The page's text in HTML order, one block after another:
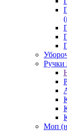
Ручки
Моп